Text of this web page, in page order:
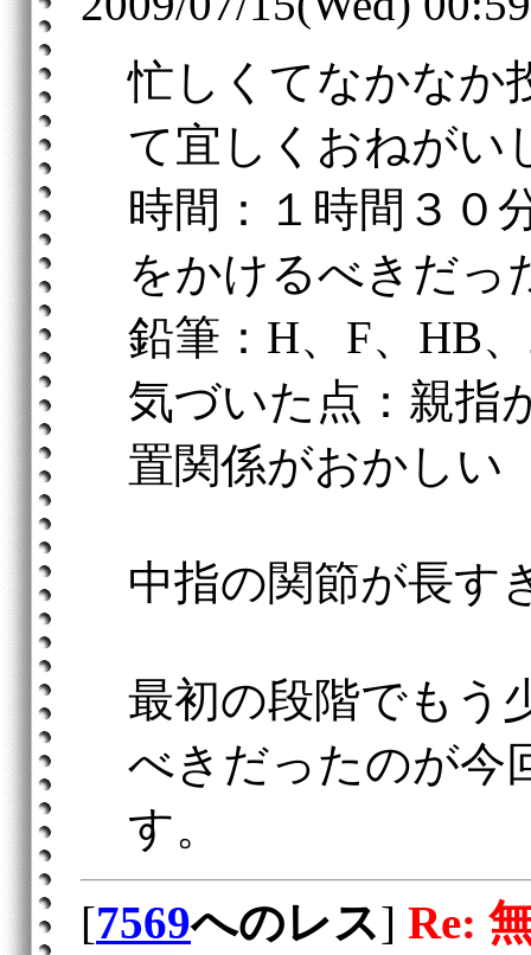
忙しくてなかなか
て宜しくおねがい
時間：１時間３０
をかけるべきだっ
鉛筆：H、F、HB
気づいた点：親指
置関係がおかしい
中指の関節が長す
最初の段階でもう
べきだったのが今
す。
[7569へのレス] Re: